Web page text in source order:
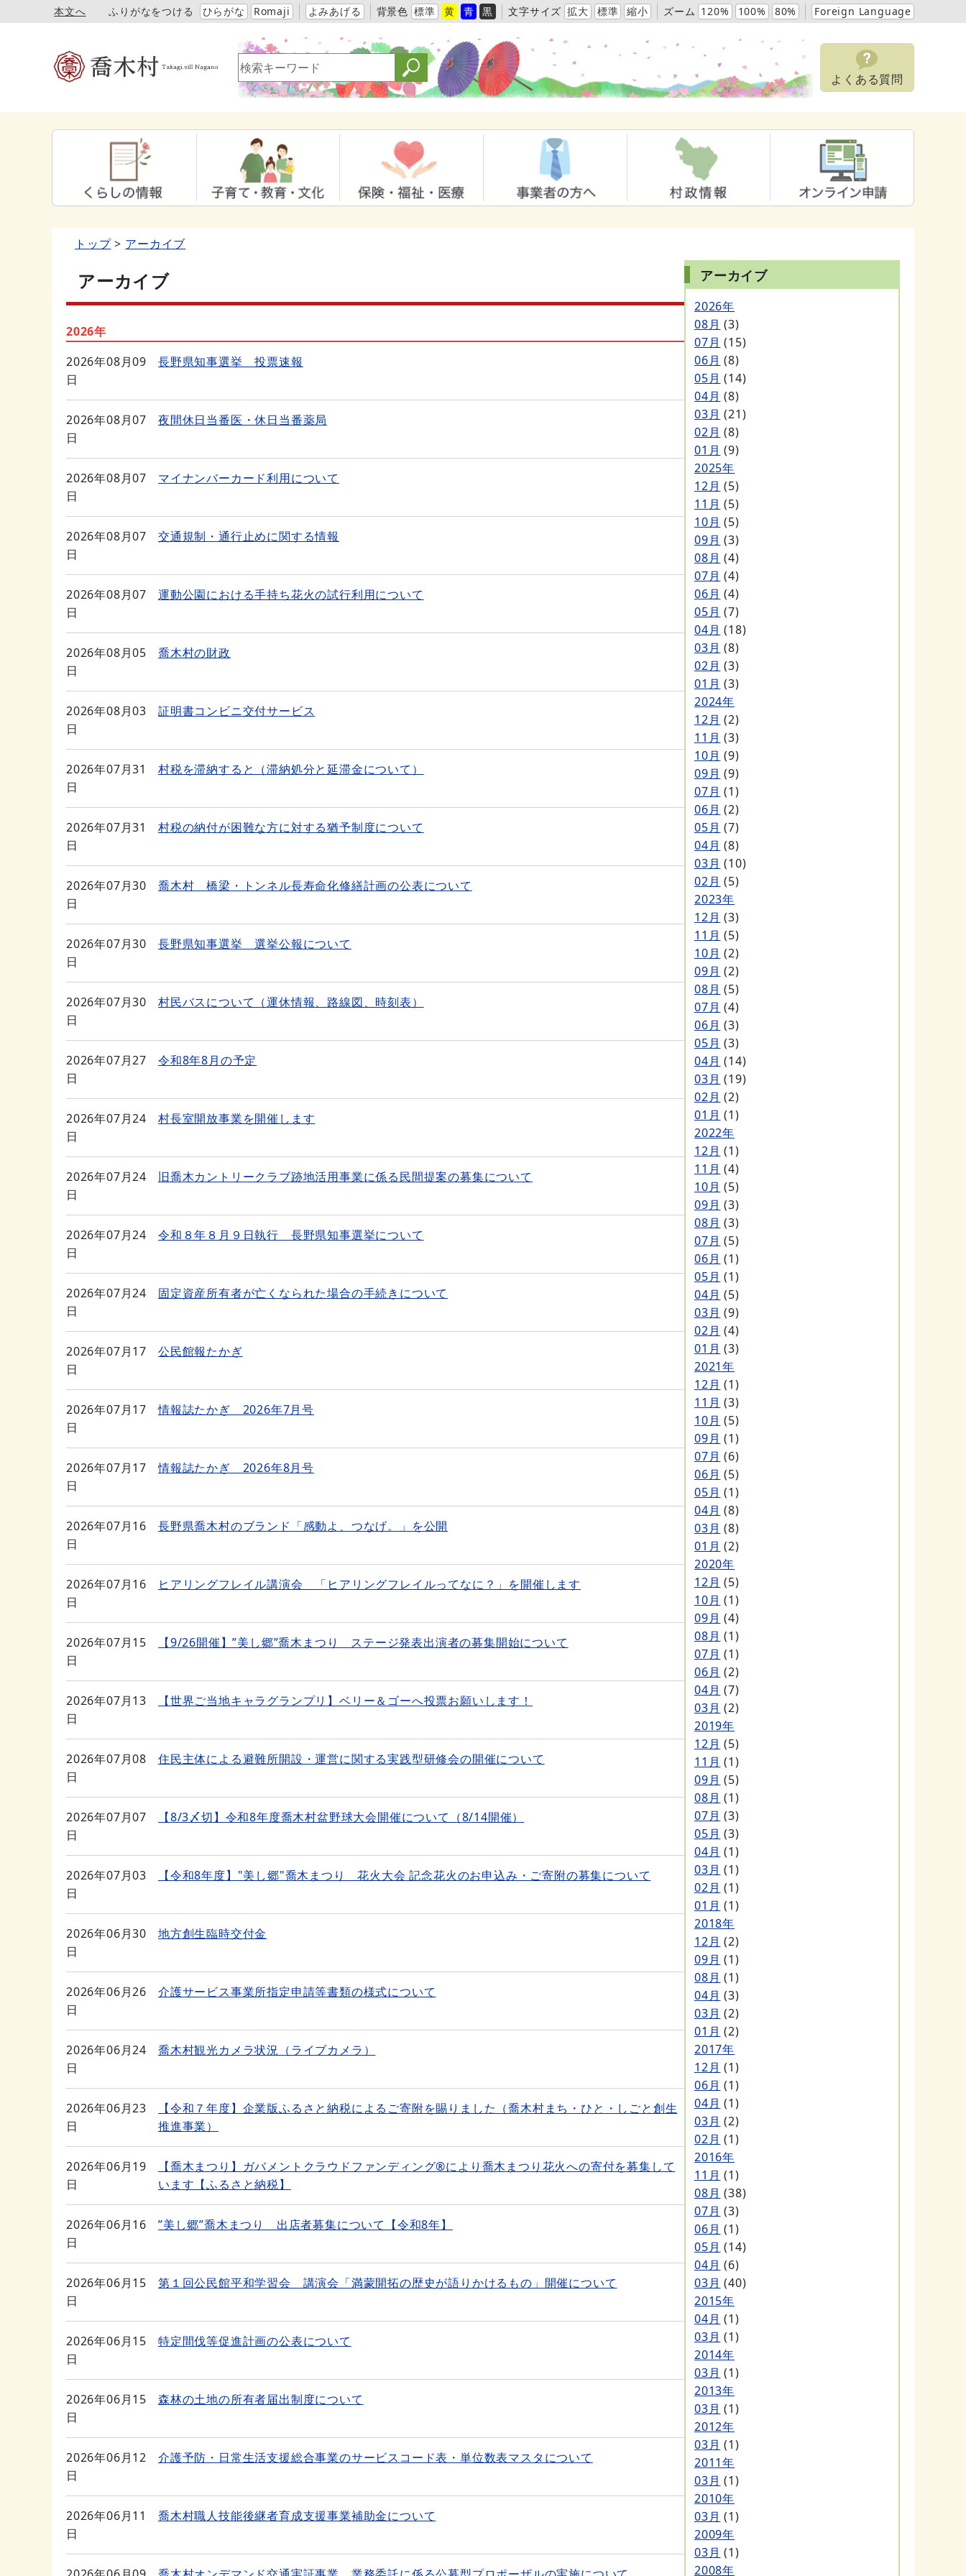
本文へ ふりがなをつける ひらがな Romaji よみあげる 背景色 標準 黄 青 黒 文字サイズ 拡大 標準 縮小 ズーム 120% 100% 80% Foreign Language
よくある質問
トップ アーカイブ
アーカイブ
2026年
2026年08月09
日
長野県知事選挙 投票速報
2026年08月07
日
夜間休日当番医・休日当番薬局
2026年08月07
日
マイナンバーカード利用について
2026年08月07
日
交通規制・通行止めに関する情報
2026年08月07
日
運動公園における手持ち花火の試行利用について
2026年08月05
日
喬木村の財政
2026年08月03
日
証明書コンビニ交付サービス
2026年07月31
日
村税を滞納すると（滞納処分と延滞金について）
2026年07月31
日
村税の納付が困難な方に対する猶予制度について
2026年07月30
日
喬木村 橋梁・トンネル長寿命化修繕計画の公表について
2026年07月30
日
長野県知事選挙 選挙公報について
2026年07月30
日
村民バスについて（運休情報、路線図、時刻表）
2026年07月27
日
令和8年8月の予定
2026年07月24
日
村長室開放事業を開催します
2026年07月24
日
旧喬木カントリークラブ跡地活用事業に係る民間提案の募集について
2026年07月24
日
令和８年８月９日執行 長野県知事選挙について
2026年07月24
日
固定資産所有者が亡くなられた場合の手続きについて
2026年07月17
日
公民館報たかぎ
2026年07月17
日
情報誌たかぎ 2026年7月号
2026年07月17
日
情報誌たかぎ 2026年8月号
2026年07月16
日
長野県喬木村のブランド「感動よ、つなげ。」を公開
2026年07月16
日
ヒアリングフレイル講演会 「ヒアリングフレイルってなに？」を開催します
2026年07月15
日
【9/26開催】”美し郷”喬木まつり ステージ発表出演者の募集開始について
2026年07月13
日
【世界ご当地キャラグランプリ】ベリー＆ゴーへ投票お願いします！
2026年07月08
日
住民主体による避難所開設・運営に関する実践型研修会の開催について
2026年07月07
日
【8/3〆切】令和8年度喬木村盆野球大会開催について（8/14開催）
2026年07月03
日
【令和8年度】"美し郷"喬木まつり 花火大会 記念花火のお申込み・ご寄附の募集について
2026年06月30
日
地方創生臨時交付金
2026年06月26
日
介護サービス事業所指定申請等書類の様式について
2026年06月24
日
喬木村観光カメラ状況（ライブカメラ）
2026年06月23
日
【令和７年度】企業版ふるさと納税によるご寄附を賜りました（喬木村まち・ひと・しごと創生
推進事業）
2026年06月19
日
【喬木まつり】ガバメントクラウドファンディング®により喬木まつり花火への寄付を募集して
います【ふるさと納税】
2026年06月16
日
”美し郷”喬木まつり 出店者募集について【令和8年】
2026年06月15
日
第１回公民館平和学習会 講演会「満蒙開拓の歴史が語りかけるもの」開催について
2026年06月15
日
特定間伐等促進計画の公表について
2026年06月15
日
森林の土地の所有者届出制度について
2026年06月12
日
介護予防・日常生活支援総合事業のサービスコード表・単位数表マスタについて
2026年06月11
日
喬木村職人技能後継者育成支援事業補助金について
アーカイブ
2026年
08月 (3)
07月 (15)
06月 (8)
05月 (14)
04月 (8)
03月 (21)
02月 (8)
01月 (9)
2025年
12月 (5)
11月 (5)
10月 (5)
09月 (3)
08月 (4)
07月 (4)
06月 (4)
05月 (7)
04月 (18)
03月 (8)
02月 (3)
01月 (3)
2024年
12月 (2)
11月 (3)
10月 (9)
09月 (9)
07月 (1)
06月 (2)
05月 (7)
04月 (8)
03月 (10)
02月 (5)
2023年
12月 (3)
11月 (5)
10月 (2)
09月 (2)
08月 (5)
07月 (4)
06月 (3)
05月 (3)
04月 (14)
03月 (19)
02月 (2)
01月 (1)
2022年
12月 (1)
11月 (4)
10月 (5)
09月 (3)
08月 (3)
07月 (5)
06月 (1)
05月 (1)
04月 (5)
03月 (9)
02月 (4)
01月 (3)
2021年
12月 (1)
11月 (3)
10月 (5)
09月 (1)
07月 (6)
06月 (5)
05月 (1)
04月 (8)
03月 (8)
01月 (2)
2020年
12月 (5)
10月 (1)
09月 (4)
08月 (1)
07月 (1)
06月 (2)
04月 (7)
03月 (2)
2019年
12月 (5)
11月 (1)
09月 (5)
08月 (1)
07月 (3)
05月 (3)
04月 (1)
03月 (1)
02月 (1)
01月 (1)
2018年
12月 (2)
09月 (1)
08月 (1)
04月 (3)
03月 (2)
01月 (2)
2017年
12月 (1)
06月 (1)
04月 (1)
03月 (2)
02月 (1)
2016年
11月 (1)
08月 (38)
07月 (3)
06月 (1)
05月 (14)
04月 (6)
03月 (40)
2015年
04月 (1)
03月 (1)
2014年
03月 (1)
2013年
03月 (1)
2012年
03月 (1)
2011年
03月 (1)
2010年
03月 (1)
2009年
03月 (1)
2008年